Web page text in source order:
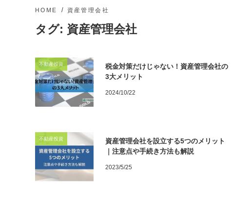
HOME 資産管理会社
タグ: 資産管理会社
不動産投資
税金対策だけじゃない！資産管理会社の
3大メリット
2024/10/22
不動産投資
資産管理会社を設立する5つのメリット
｜注意点や手続き方法も解説
2023/5/25